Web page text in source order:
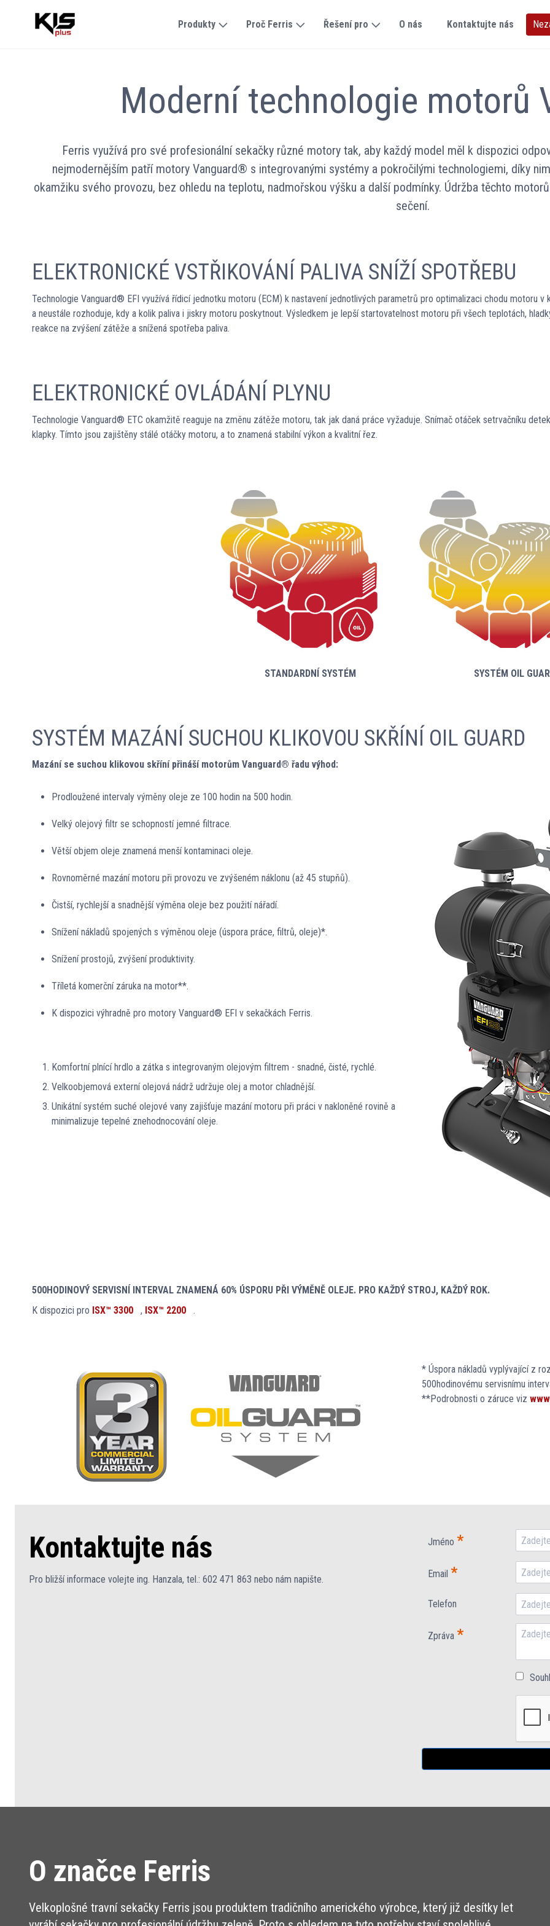
Produkty Proč Ferris Řešení pro O nás Kontaktujte nás
Moderní technologie motorů
Ferris využívá pro své profesionální sekačky různé motory tak, aby každý model měl k dispozici
nejmodernějším patří motory Vanguard® s integrovanými systémy a pokročilými technologiemi, díky
okamžiku svého provozu, bez ohledu na teplotu, nadmořskou výšku a další podmínky. Údržba těchto
sečení.
ELEKTRONICKÉ VSTŘIKOVÁNÍ PALIVA SNÍŽÍ SPOTŘEBU
Technologie Vanguard® EFI využívá řídicí jednotku motoru (ECM) k nastavení jednotlivých parametrů pro optimalizaci chodu motoru
a neustále rozhoduje, kdy a kolik paliva i jiskry motoru poskytnout. Výsledkem je lepší startovatelnost motoru při všech teplotách,
reakce na zvýšení zátěže a snížená spotřeba paliva.
ELEKTRONICKÉ OVLÁDÁNÍ PLYNU
Technologie Vanguard® ETC okamžitě reaguje na změnu zátěže motoru, tak jak daná práce vyžaduje. Snímač otáček setrvačníku
klapky. Tímto jsou zajištěny stálé otáčky motoru, a to znamená stabilní výkon a kvalitní řez.
STANDARDNÍ SYSTÉM SYSTÉM OIL
SYSTÉM MAZÁNÍ SUCHOU KLIKOVOU SKŘÍNÍ OIL GUARD
Mazání se suchou klikovou skříní přináší motorům Vanguard® řadu výhod:
Prodloužené intervaly výměny oleje ze 100 hodin na 500 hodin.
Velký olejový filtr se schopností jemné filtrace.
Větší objem oleje znamená menší kontaminaci oleje.
Rovnoměrné mazání motoru při provozu ve zvýšeném náklonu (až 45 stupňů).
Čistší, rychlejší a snadnější výměna oleje bez použití nářadí.
Snížení nákladů spojených s výměnou oleje (úspora práce, filtrů, oleje)*.
Snížení prostojů, zvýšení produktivity.
Tříletá komerční záruka na motor**.
K dispozici výhradně pro motory Vanguard® EFI v sekačkách Ferris.
Komfortní plnící hrdlo a zátka s integrovaným olejovým filtrem - snadné, čisté, rychlé.
Velkoobjemová externí olejová nádrž udržuje olej a motor chladnější.
Unikátní systém suché olejové vany zajišťuje mazání motoru při práci v nakloněné rovině a
minimalizuje tepelné znehodnocování oleje.
500HODINOVÝ SERVISNÍ INTERVAL ZNAMENÁ 60% ÚSPORU PŘI VÝMĚNĚ OLEJE. PRO KAŽDÝ STROJ, KAŽDÝ ROK.
K dispozici pro ISX™ 3300 , ISX™ 2200 .
* Úspora nákladů vyplývající z
500hodinovému servisnímu
**Podrobnosti o záruce viz
Kontaktujte nás
Pro bližší informace volejte ing. Hanzala, tel.: 602 471 863 nebo nám napište.
Jméno *
Email *
Telefon
Zpráva *
O značce Ferris
Velkoplošné travní sekačky Ferris jsou produktem tradičního amerického výrobce, který již desítky let